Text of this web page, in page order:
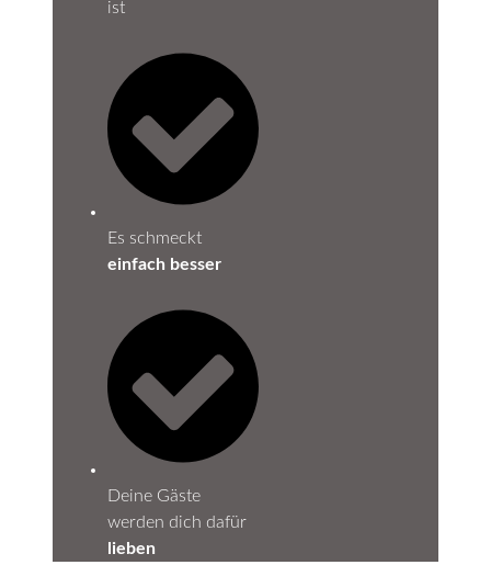
ist
Es schmeckt
einfach besser
Deine Gäste
werden dich dafür
lieben